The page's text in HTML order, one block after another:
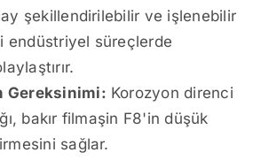
şekillendirilebilir ve işlenebilir
endüstriyel süreçlerde
Gereksinimi: Korozyon direnci
bakır filmaşin F8'in düşük
sağlar.